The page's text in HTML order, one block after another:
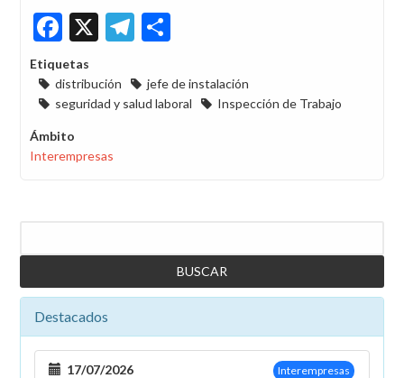
Facebook
X Telegram
Etiquetas
distribución
jefe de instalación
seguridad y salud laboral
Inspección de Trabajo
Ámbito
Interempresas
Destacados
Interempresas
17/07/2026